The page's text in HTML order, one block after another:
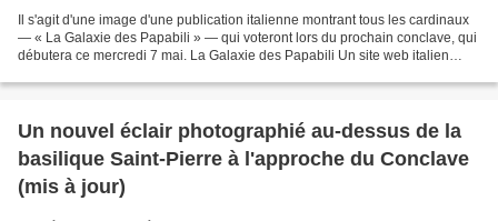
Il s'agit d'une image d'une publication italienne montrant tous les cardinaux
— « La Galaxie des Papabili » — qui voteront lors du prochain conclave, qui
débutera ce mercredi 7 mai. La Galaxie des Papabili Un site web italien
Un nouvel éclair photographié au-dessus de la
basilique Saint-Pierre à l'approche du Conclave
(mis à jour)